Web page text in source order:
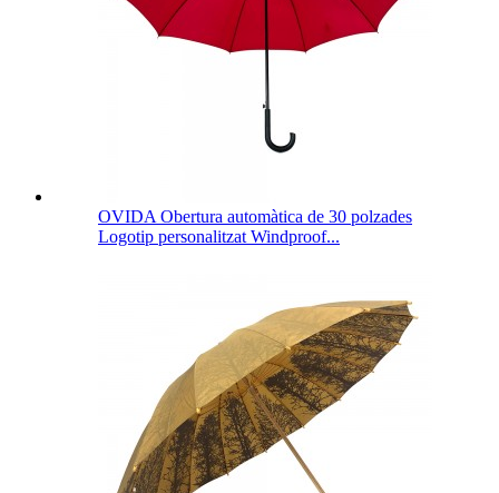
OVIDA Obertura automàtica de 30 polzades
Logotip personalitzat Windproof...